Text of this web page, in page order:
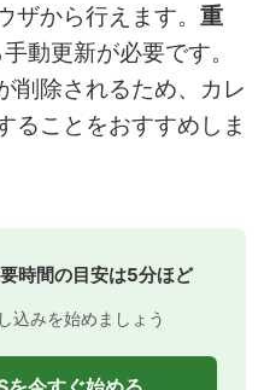
から行えます。 重
動更新が必要です。
削除されるため、カレ
ることをおすすめしま
時間の目安は5分ほど
込みを始めましょう